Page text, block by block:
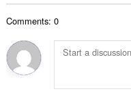
:
Comments: 0